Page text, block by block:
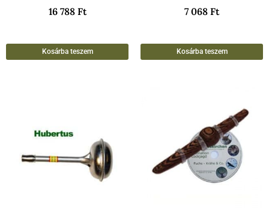
16 788 Ft
Kosárba teszem
7 068 Ft
Kosárba teszem